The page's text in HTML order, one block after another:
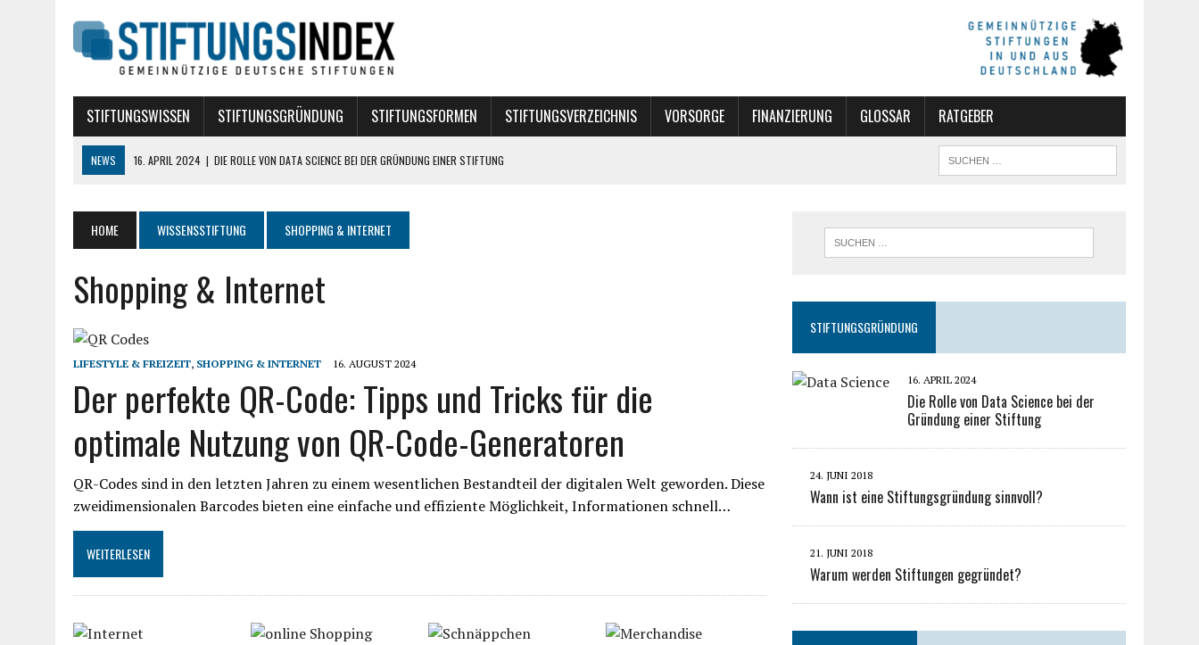
STIFTUNGSWISSEN STIFTUNGSGRÜNDUNG STIFTUNGSFORMEN STIFTUNGSVERZEICHNIS VORSORGE FINANZIERUNG GLOSSAR RATGEBER
NEWS 17. DEZEMBER 2019 | WELCHE VERSICHERUNGEN BRAUCHT EINE STIFTUNG?
7. AUGUST 2018 | POLITISCHE STIFTUNGEN
16. APRIL 2024
DIE ROLLE VON DATA SCIENCE BEI DER GRÜNDUNG EINER STIFTUNG
HOME WISSENSSTIFTUNG SHOPPING & INTERNET
Shopping & Internet
LIFESTYLE & FREIZEIT, SHOPPING & INTERNET 16. AUGUST 2024
Der perfekte QR-Code: Tipps und Tricks für die
optimale Nutzung von QR-Code-Generatoren
QR-Codes sind in den letzten Jahren zu einem wesentlichen Bestandteil der digitalen Welt geworden. Diese
zweidimensionalen Barcodes bieten eine einfache und effiziente Möglichkeit, Informationen schnell…
WEITERLESEN
STIFTUNGSGRÜNDUNG
16. APRIL 2024
Die Rolle von Data Science bei der
Gründung einer Stiftung
24. JUNI 2018
Wann ist eine Stiftungsgründung sinnvoll?
21. JUNI 2018
Warum werden Stiftungen gegründet?